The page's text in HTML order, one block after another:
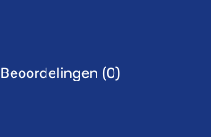
Beoordelingen (0)